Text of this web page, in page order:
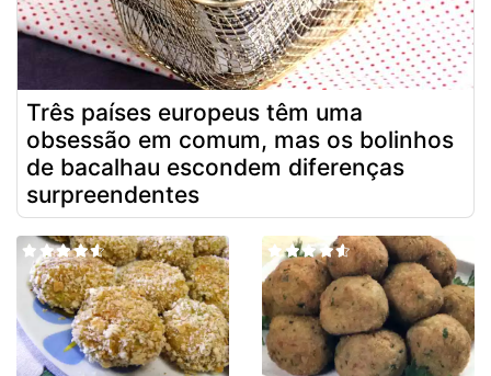
Três países europeus têm uma
obsessão em comum, mas os bolinhos
de bacalhau escondem diferenças
surpreendentes